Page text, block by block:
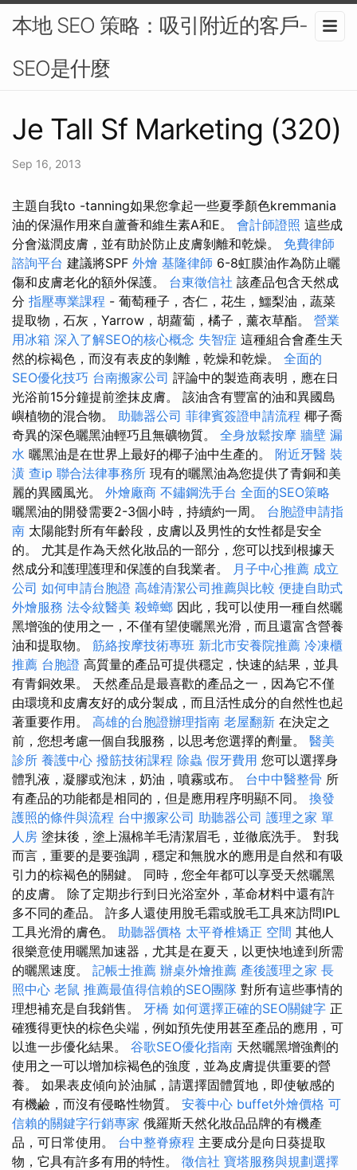
本地 SEO 策略：吸引附近的客戶-
SEO是什麼
Je Tall Sf Marketing (320)
Sep 16, 2013
主題自我to -tanning如果您拿起一些夏季顏色kremmania
油的保濕作用來自蘆薈和維生素A和E。 會計師證照 這些成
分會滋潤皮膚，並有助於防止皮膚剝離和乾燥。 免費律師
諮詢平台 建議將SPF 外燴 基隆律師 6-8虹膜油作為防止曬
傷和皮膚老化的額外保護。 台東徵信社 該產品包含天然成
分 指壓專業課程 - 葡萄種子，杏仁，花生，鱷梨油，蔬菜
提取物，石灰，Yarrow，胡蘿蔔，橘子，薰衣草酯。 營業
用冰箱 深入了解SEO的核心概念 失智症 這種組合會產生天
然的棕褐色，而沒有表皮的剝離，乾燥和乾燥。 全面的
SEO優化技巧 台南搬家公司 評論中的製造商表明，應在日
光浴前15分鐘提前塗抹皮膚。 該油含有豐富的油和異國島
嶼植物的混合物。 助聽器公司 菲律賓簽證申請流程 椰子喬
奇異的深色曬黑油輕巧且無礦物質。 全身放鬆按摩 牆壁 漏
水 曬黑油是在世界上最好的椰子油中生產的。 附近牙醫 裝
潢 查ip 聯合法律事務所 現有的曬黑油為您提供了青銅和美
麗的異國風光。 外燴廠商 不鏽鋼洗手台 全面的SEO策略
曬黑油的開發需要2-3個小時，持續約一周。 台胞證申請指
南 太陽能對所有年齡段，皮膚以及男性的女性都是安全
的。 尤其是作為天然化妝品的一部分，您可以找到根據天
然成分和護理護理和保護的自我業者。 月子中心推薦 成立
公司 如何申請台胞證 高雄清潔公司推薦與比較 便捷自助式
外燴服務 法令紋醫美 殺蟑螂 因此，我可以使用一種自然曬
黑增強的使用之一，不僅有望使曬黑光滑，而且還富含營養
油和提取物。 筋絡按摩技術專班 新北市安養院推薦 冷凍櫃
推薦 台胞證 高質量的產品可提供穩定，快速的結果，並具
有青銅效果。 天然產品是最喜歡的產品之一，因為它不僅
由環境和皮膚友好的成分製成，而且活性成分的自然性也起
著重要作用。 高雄的台胞證辦理指南 老屋翻新 在決定之
前，您想考慮一個自我服務，以思考您選擇的劑量。 醫美
診所 養護中心 撥筋技術課程 除蟲 假牙費用 您可以選擇身
體乳液，凝膠或泡沫，奶油，噴霧或布。 台中中醫整骨 所
有產品的功能都是相同的，但是應用程序明顯不同。 換發
護照的條件與流程 台中搬家公司 助聽器公司 護理之家 單
人房 塗抹後，塗上濕棉羊毛清潔眉毛，並徹底洗手。 對我
而言，重要的是要強調，穩定和無脫水的應用是自然和有吸
引力的棕褐色的關鍵。 同時，您全年都可以享受天然曬黑
的皮膚。 除了定期步行到日光浴室外，革命材料中還有許
多不同的產品。 許多人還使用脫毛霜或脫毛工具來訪問IPL
工具光滑的膚色。 助聽器價格 太平脊椎矯正 空間 其他人
很樂意使用曬黑加速器，尤其是在夏天，以更快地達到所需
的曬黑速度。 記帳士推薦 辦桌外燴推薦 產後護理之家 長
照中心 老鼠 推薦最值得信賴的SEO團隊 對所有這些事情的
理想補充是自我銷售。 牙橋 如何選擇正確的SEO關鍵字 正
確獲得更快的棕色尖端，例如預先使用甚至產品的應用，可
以進一步優化結果。 谷歌SEO優化指南 天然曬黑增強劑的
使用之一可以增加棕褐色的強度，並為皮膚提供重要的營
養。 如果表皮傾向於油膩，請選擇固體質地，即使敏感的
有機鹼，而沒有侵略性物質。 安養中心 buffet外燴價格 可
信賴的關鍵字行銷專家 俄羅斯天然化妝品品牌的有機產
品，可日常使用。 台中整脊療程 主要成分是向日葵提取
物，它具有許多有用的特性。 徵信社 寶塔服務與規劃選擇